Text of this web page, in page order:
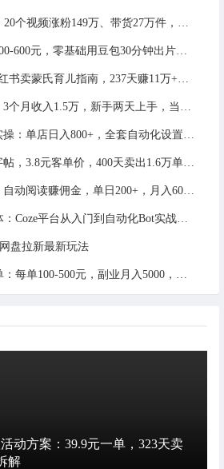
盘拉新最新玩法
动方案：39.9元一单，323天卖
解